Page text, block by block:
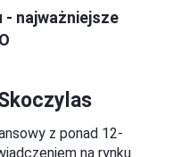
- najważniejsze
z ponad 12-
na rynku